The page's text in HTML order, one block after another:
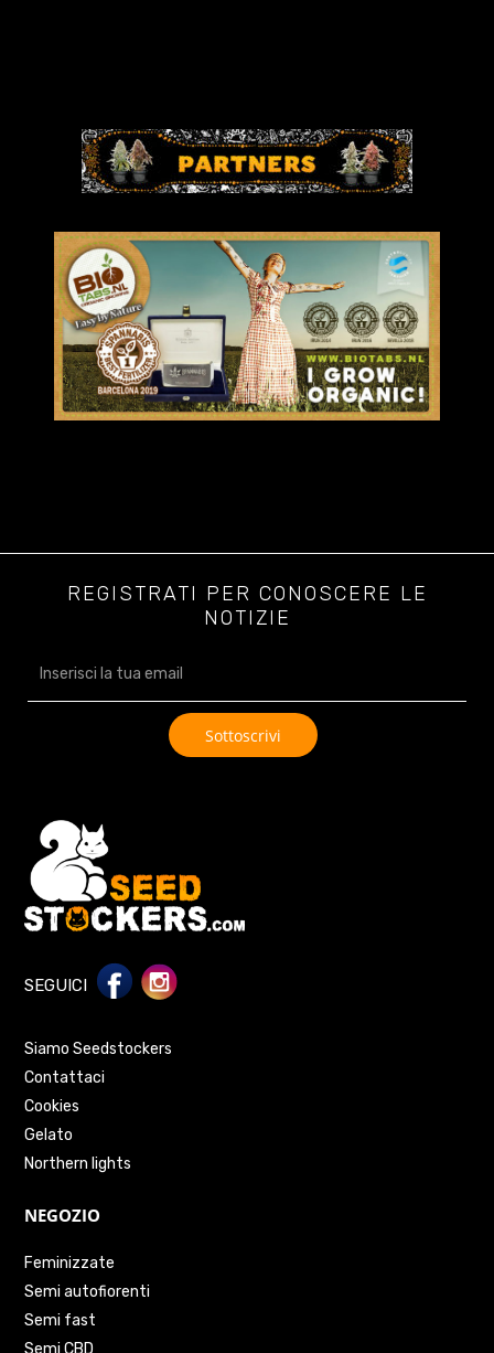
REGISTRATI PER CONOSCERE LE
NOTIZIE
SEGUICI
Siamo Seedstockers
Contattaci
Cookies
Gelato
Northern lights
NEGOZIO
Feminizzate
Semi autofiorenti
Semi fast